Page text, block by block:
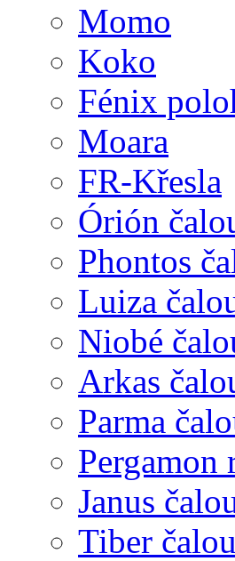
Momo
Koko
Fénix
Moara
FR-Křesla
Órión
Phontos
Luiza
Niobé
Arkas
Parma
Pergamon
Janus
Tiber